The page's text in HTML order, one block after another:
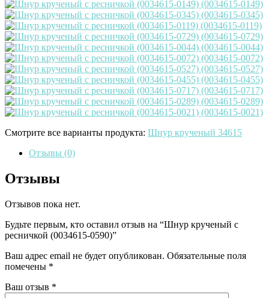
Смотрите все варианты продукта: Шнур крученый 34615
Отзывы (0)
Отзывы
Отзывов пока нет.
Будьте первым, кто оставил отзыв на “Шнур крученый с
ресничкой (0034615-0590)”
Ваш адрес email не будет опубликован. Обязательные поля
помечены *
Ваш отзыв *